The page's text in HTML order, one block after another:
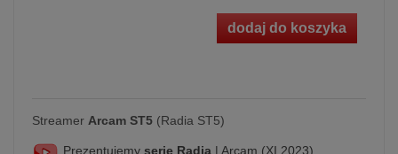
dodaj do koszyka
Streamer Arcam ST5 (Radia ST5)
Prezentujemy serię Radia | Arcam (XI.2023)